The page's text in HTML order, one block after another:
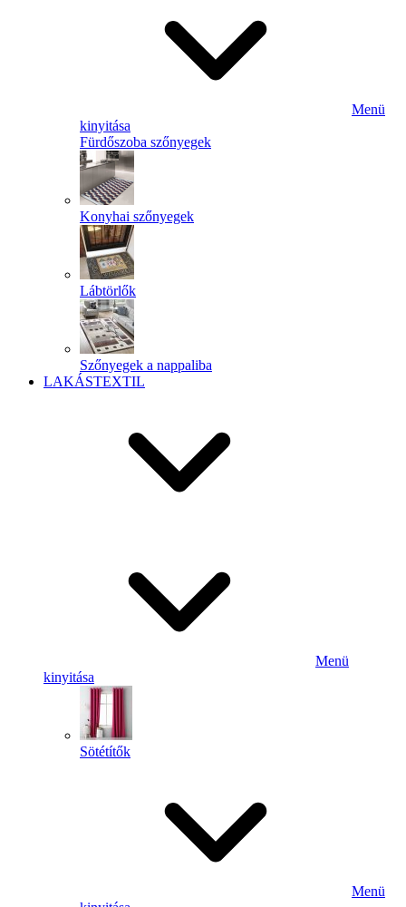
Menü
kinyitása
Fürdőszoba szőnyegek
Konyhai szőnyegek
Lábtörlők
Szőnyegek a nappaliba
LAKÁSTEXTIL
Menü
kinyitása
Sötétítők
Menü